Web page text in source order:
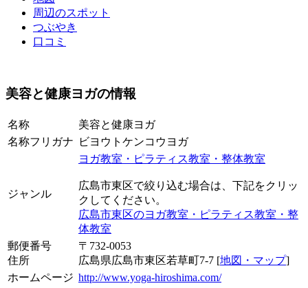
周辺のスポット
つぶやき
口コミ
美容と健康ヨガの情報
名称
美容と健康ヨガ
名称フリガナ
ビヨウトケンコウヨガ
ジャンル
ヨガ教室・ピラティス教室・整体教室
広島市東区で絞り込む場合は、下記をクリッ
クしてください。
広島市東区のヨガ教室・ピラティス教室・整
体教室
郵便番号
住所
〒732-0053
広島県広島市東区若草町7-7 [地図・マップ]
ホームページ http://www.yoga-hiroshima.com/